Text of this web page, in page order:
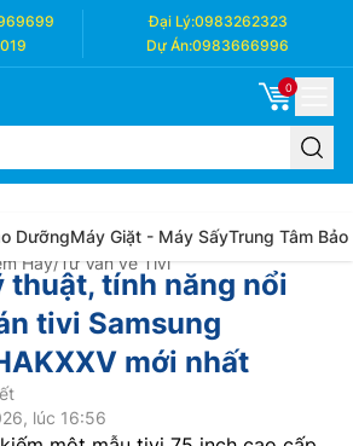
Đại Lý:0983262323
Dự Án:0983666996
0
DưỡngMáy Giặt - Máy SấyTrung Tâm Bảo
Hay/Tư Vấn về Tivi
thuật, tính năng nổi
tivi Samsung
mới nhất
lúc 16:56